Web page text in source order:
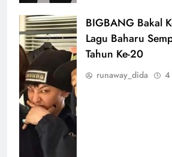
BIGBANG Bakal
Lagu Baharu
Tahun Ke-20
runaway_dida 4